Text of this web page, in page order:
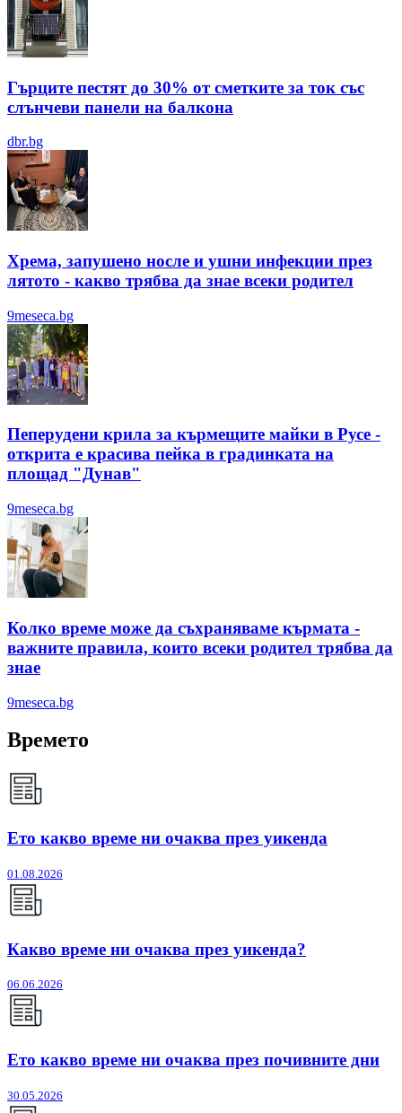
Гърците пестят до 30% от сметките за ток със
слънчеви панели на балкона
dbr.bg
Хрема, запушено носле и ушни инфекции през
лятотo - какво трябва да знае всеки родител
9meseca.bg
Пеперудени крила за кърмещите майки в Русе -
открита е красива пейка в градинката на
площад "Дунав"
9meseca.bg
Колко време може да съхраняваме кърмата -
важните правила, които всеки родител трябва да
знае
9meseca.bg
Времето
Ето какво време ни очаква през уикенда
01.08.2026
Какво време ни очаква през уикенда?
06.06.2026
Ето какво време ни очаква през почивните дни
30.05.2026